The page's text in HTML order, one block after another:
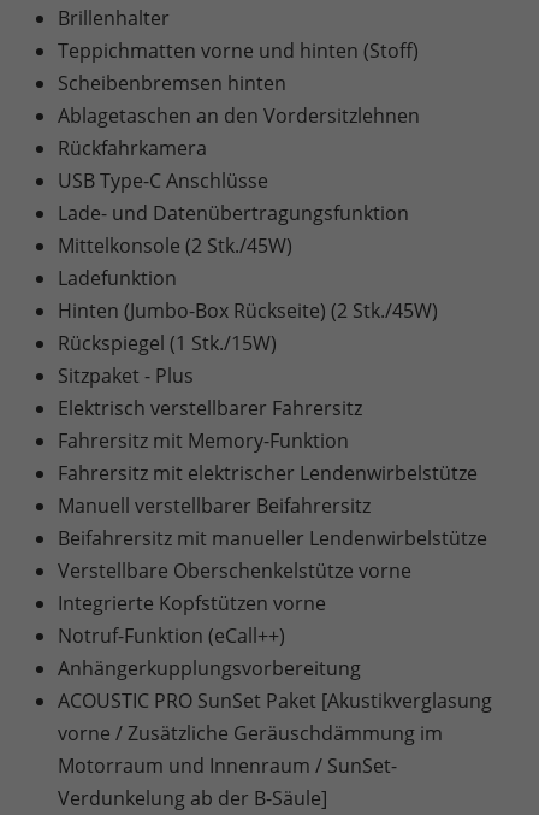
Brillenhalter
Teppichmatten vorne und hinten (Stoff)
Scheibenbremsen hinten
Ablagetaschen an den Vordersitzlehnen
Rückfahrkamera
USB Type-C Anschlüsse
Lade- und Datenübertragungsfunktion
Mittelkonsole (2 Stk./45W)
Ladefunktion
Hinten (Jumbo-Box Rückseite) (2 Stk./45W)
Rückspiegel (1 Stk./15W)
Sitzpaket - Plus
Elektrisch verstellbarer Fahrersitz
Fahrersitz mit Memory-Funktion
Fahrersitz mit elektrischer Lendenwirbelstütze
Manuell verstellbarer Beifahrersitz
Beifahrersitz mit manueller Lendenwirbelstütze
Verstellbare Oberschenkelstütze vorne
Integrierte Kopfstützen vorne
Notruf-Funktion (eCall++)
Anhängerkupplungsvorbereitung
ACOUSTIC PRO SunSet Paket [Akustikverglasung
vorne / Zusätzliche Geräuschdämmung im
Motorraum und Innenraum / SunSet-
Verdunkelung ab der B-Säule]